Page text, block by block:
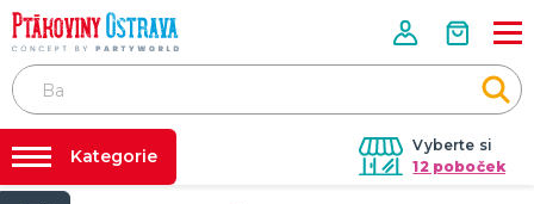
Vyberte si
12 poboček
Kategorie